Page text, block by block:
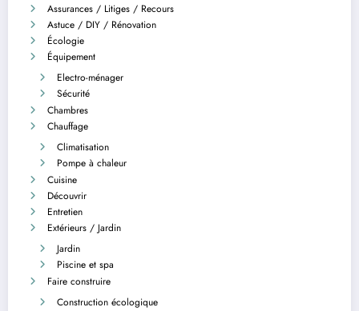
Assurances / Litiges / Recours
Astuce / DIY / Rénovation
Écologie
Équipement
Electro-ménager
Sécurité
Chambres
Chauffage
Climatisation
Pompe à chaleur
Cuisine
Découvrir
Entretien
Extérieurs / Jardin
Jardin
Piscine et spa
Faire construire
Construction écologique